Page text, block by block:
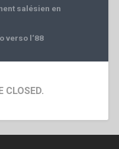
salésien en
verso l‘88
CLOSED.